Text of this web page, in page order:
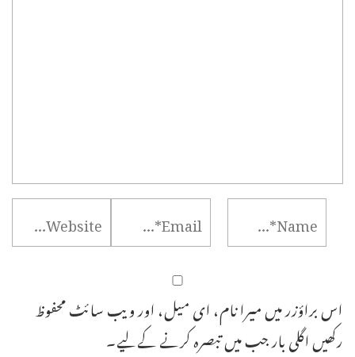
اس براؤزر میں میرا نام، ای میل، اور ویب سائٹ محفوظ
رکھیں اگلی بار جب میں تبصرہ کرنے کےلیے۔